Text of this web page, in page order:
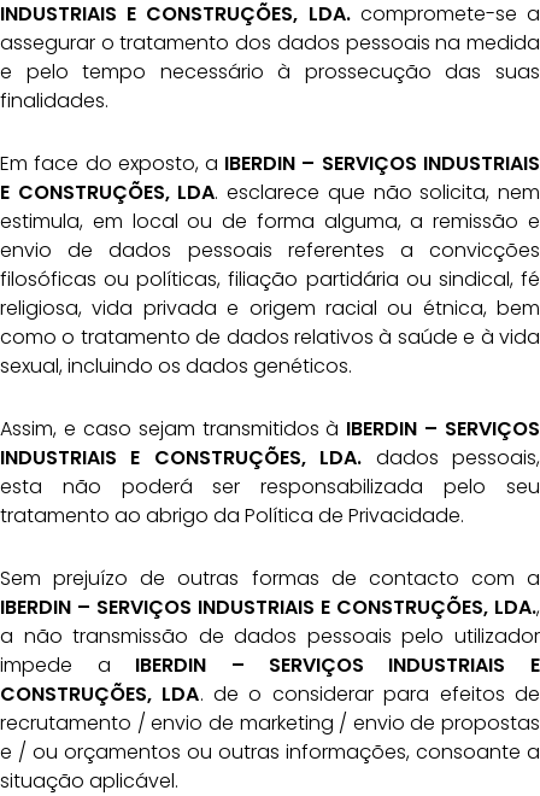
INDUSTRIAIS E CONSTRUÇÕES, LDA.compromete-se a
assegurar o tratamento dos dados pessoais na medida
e pelo tempo necessário à prossecução das suas
finalidades.
Em face do exposto, a IBERDIN – SERVIÇOS INDUSTRIAIS
E CONSTRUÇÕES, LDA. esclarece que não solicita, nem
estimula, em local ou de forma alguma, a remissão e
envio de dados pessoais referentes a convicções
filosóficas ou políticas, filiação partidária ou sindical, fé
religiosa, vida privada e origem racial ou étnica, bem
como o tratamento de dados relativos à saúde e à vida
sexual, incluindo os dados genéticos.
Assim, e caso sejam transmitidos à IBERDIN – SERVIÇOS
INDUSTRIAIS E CONSTRUÇÕES, LDA. dados pessoais,
esta não poderá ser responsabilizada pelo seu
tratamento ao abrigo da Política de Privacidade.
Sem prejuízo de outras formas de contacto com a
IBERDIN – SERVIÇOS INDUSTRIAIS E CONSTRUÇÕES, LDA.,
a não transmissão de dados pessoais pelo utilizador
impede a IBERDIN – SERVIÇOS INDUSTRIAIS E
CONSTRUÇÕES, LDA. de o considerar para efeitos de
recrutamento / envio de marketing / envio de propostas
e / ou orçamentos ou outras informações, consoante a
situação aplicável.